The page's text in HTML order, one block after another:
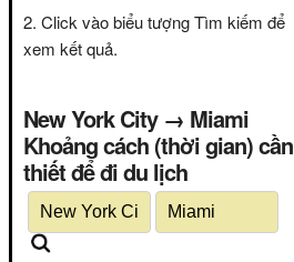
Click vào biểu tượng Tìm kiếm để
xem kết quả.
New York City → Miami
Khoảng cách (thời gian) cần
thiết để đi du lịch